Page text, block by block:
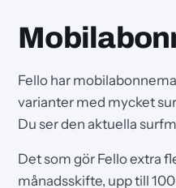
Fello har
varianter med mycket
Du ser den aktuella
Det som gör Fello extra
månadsskifte, upp till